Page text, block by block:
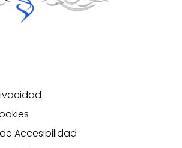
Accesibilidad